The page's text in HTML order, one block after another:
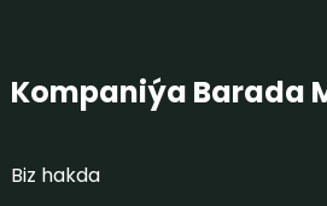
Kompaniýa Barada
Biz hakda